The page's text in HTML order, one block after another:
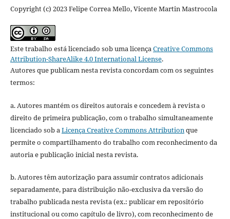
Copyright (c) 2023 Felipe Correa Mello, Vicente Martin Mastrocola
Este trabalho está licenciado sob uma licençaCreative Commons
Attribution-ShareAlike 4.0 International License.
Autores que publicam nesta revista concordam com os seguintes
termos:
a. Autores mantém os direitos autorais e concedem à revista o
direito de primeira publicação, com o trabalho simultaneamente
licenciado sob a Licença Creative Commons Attribution que
permite o compartilhamento do trabalho com reconhecimento da
autoria e publicação inicial nesta revista.
b. Autores têm autorização para assumir contratos adicionais
separadamente, para distribuição não-exclusiva da versão do
trabalho publicada nesta revista (ex.: publicar em repositório
institucional ou como capítulo de livro), com reconhecimento de